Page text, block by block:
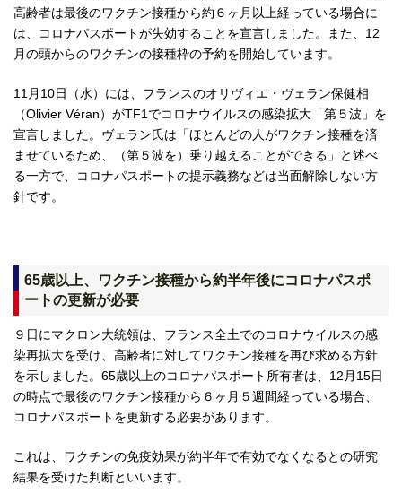
高齢者は最後のワクチン接種から約６ヶ月以上経っている場合に
は、コロナパスポートが失効することを宣言しました。また、12
月の頭からのワクチンの接種枠の予約を開始しています。
11月10日（水）には、フランスのオリヴィエ・ヴェラン保健相
（Olivier Véran）がTF1でコロナウイルスの感染拡大「第５波」を
宣言しました。ヴェラン氏は「ほとんどの人がワクチン接種を済
ませているため、（第５波を）乗り越えることができる」と述べ
る一方で、コロナパスポートの提示義務などは当面解除しない方
針です。
65歳以上、ワクチン接種から約半年後にコロナパスポ
ートの更新が必要
９日にマクロン大統領は、フランス全土でのコロナウイルスの感
染再拡大を受け、高齢者に対してワクチン接種を再び求める方針
を示しました。65歳以上のコロナパスポート所有者は、12月15日
の時点で最後のワクチン接種から６ヶ月５週間経っている場合、
コロナパスポートを更新する必要があります。
これは、ワクチンの免疫効果が約半年で有効でなくなるとの研究
結果を受けた判断といいます。